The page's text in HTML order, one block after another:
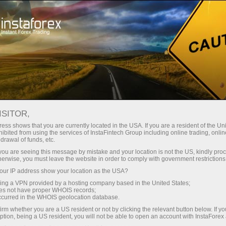
С InstaForex вы получаете
конкурентным возможностям:
кредитное плечо до 1:5000, одни
из лучших спредов и комиссий
на рынке, а также
привлекательные условия для
торговли акциями и индексами
Минимальные
Бонус 30%
на каждый депозит
Скорость
в трейдинге и на трассе
shows that you are currently located in the USA. If you are a resident of the
from using the services of InstaFintech Group including online trading,
of funds, etc.
are seeing this message by mistake and your location is not the US, kindly
you must leave the website in order to comply with government
IP address show your location as the USA?
a VPN provided by a hosting company based in the United States;
not have proper WHOIS records;
in the WHOIS geolocation database.
whether you are a US resident or not by clicking the relevant button below. If
being a US resident, you will not be able to open an account with InstaForex